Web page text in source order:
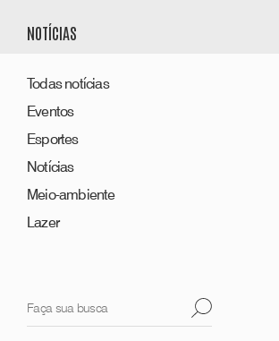
NOTÍCIAS
Todas notícias
Eventos
Esportes
Notícias
Meio-ambiente
Lazer